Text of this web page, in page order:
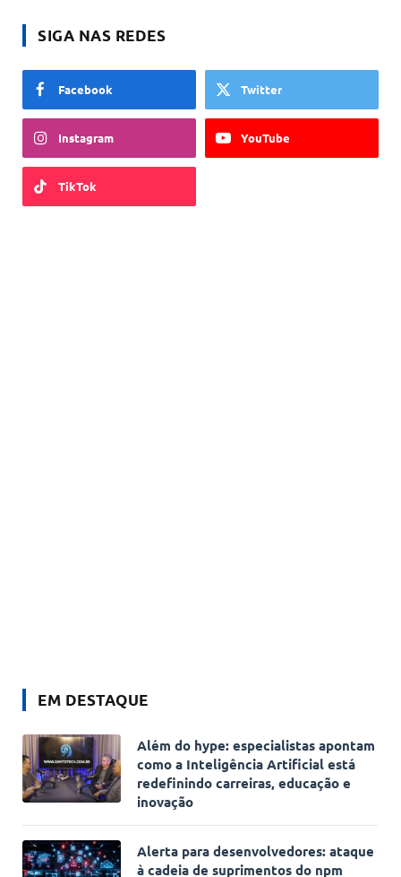
SIGA NAS REDES
Facebook Twitter
Instagram YouTube
TikTok
EM DESTAQUE
Além do hype: especialistas apontam
como a Inteligência Artificial está
redefinindo carreiras, educação e
inovação
Alerta para desenvolvedores: ataque
à cadeia de suprimentos do npm